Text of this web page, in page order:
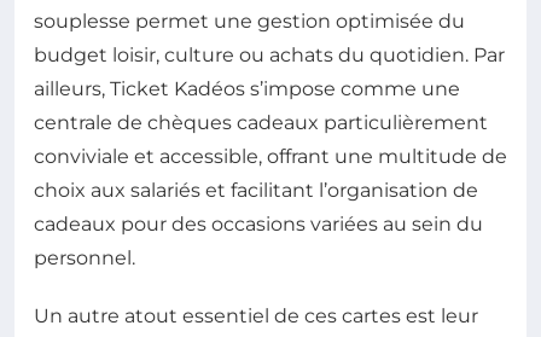
souplesse permet une gestion optimisée du
budget loisir, culture ou achats du quotidien. Par
ailleurs, Ticket Kadéos s’impose comme une
centrale de chèques cadeaux particulièrement
conviviale et accessible, offrant une multitude de
choix aux salariés et facilitant l’organisation de
cadeaux pour des occasions variées au sein du
personnel.
Un autre atout essentiel de ces cartes est leur